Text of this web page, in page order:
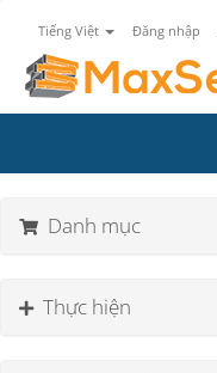
Tiếng Việt Đăng nhập
Danh mục
Thực hiện